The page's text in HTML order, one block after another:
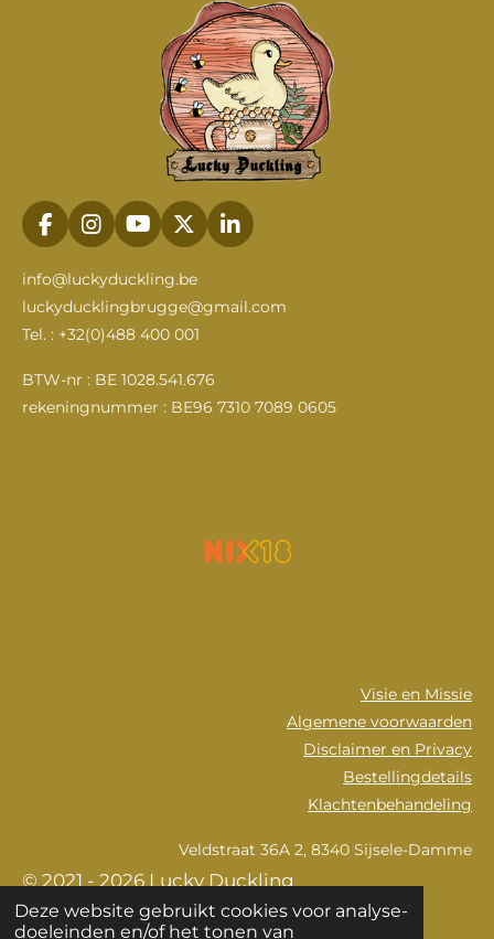
Deze website gebruikt cookies voor analyse-
doeleinden en/of het tonen van
F
a
c
e
b
o
k
I
n
s
t
a
g
a
m
Y
o
u
u
b
X
L
i
e
info@luckyduckling.be
luckyducklingbrugge@gmail.com
Tel. : +32(0)488 400 001
BTW-nr : BE 1028.541.676
rekeningnummer : BE96 7310 7089 0605
Visie en Missie
Algemene voorwaarden
Disclaimer en Privacy
Bestellingdetails
Klachtenbehandeling
Veldstraat 36A 2, 8340 Sijsele-Damme
© 2021 - 2026 Lucky Duckling
Powered byJouwWeb